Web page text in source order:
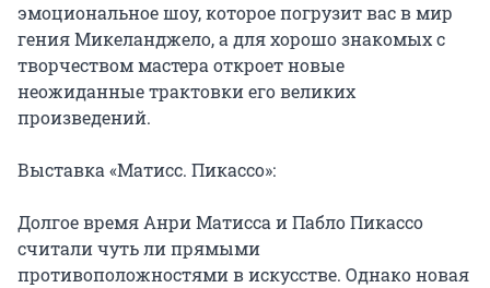
эмоциональное шоу, которое погрузит вас в мир
гения Микеланджело, а для хорошо знакомых с
творчеством мастера откроет новые
неожиданные трактовки его великих
произведений.
Выставка «Матисс. Пикассо»:
Долгое время Анри Матисса и Пабло Пикассо
считали чуть ли прямыми
противоположностями в искусстве. Однако новая